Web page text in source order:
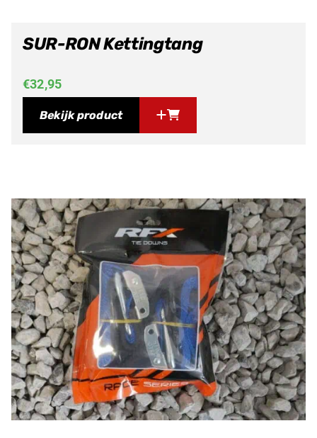
SUR-RON Kettingtang
€32,95
Bekijk product